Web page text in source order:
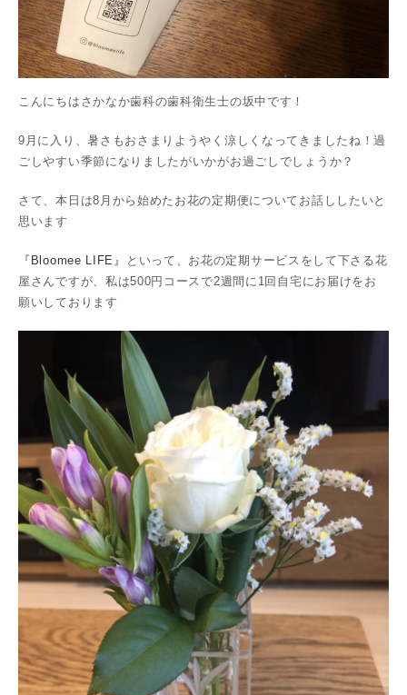
こんにちはさかなか歯科の歯科衛生士の坂中です！
9月に入り、暑さもおさまりようやく涼しくなってきましたね！過
ごしやすい季節になりましたがいかがお過ごしでしょうか？
さて、本日は8月から始めたお花の定期便についてお話ししたいと
思います
『 Bloomee LIFE 』
といって、お花の定期サービスをして下さる花
屋さんですが、私は500円コースで2週間に1回自宅にお届けをお
願いしております